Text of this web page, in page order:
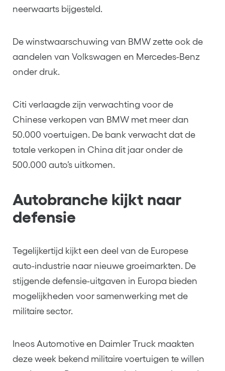
neerwaarts bijgesteld.
De winstwaarschuwing van BMW zette ook de
aandelen van Volkswagen en Mercedes-Benz
onder druk.
Citi verlaagde zijn verwachting voor de
Chinese verkopen van BMW met meer dan
50.000 voertuigen. De bank verwacht dat de
totale verkopen in China dit jaar onder de
500.000 auto’s uitkomen.
Autobranche kijkt naar
defensie
Tegelijkertijd kijkt een deel van de Europese
auto-industrie naar nieuwe groeimarkten. De
stijgende defensie-uitgaven in Europa bieden
mogelijkheden voor samenwerking met de
militaire sector.
Ineos Automotive en Daimler Truck maakten
deze week bekend militaire voertuigen te willen